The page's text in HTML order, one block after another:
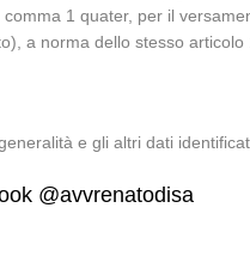
1 quater, per il
a norma dello stesso articolo
e gli altri dati
@avvrenatodisa